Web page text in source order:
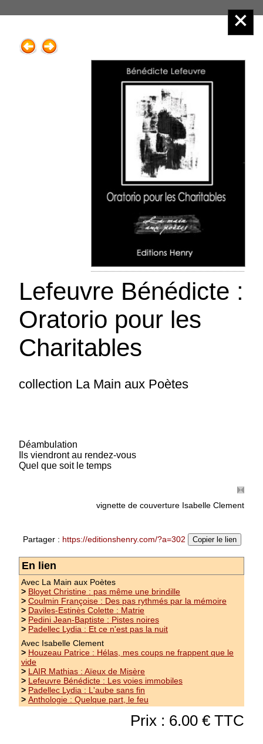
2.Poésie
Longchamps Renaud : Utopies
Utopies est le deuxième volet de la trilogie
par la réalité(suite)
Prix : 10.00 €
Lefeuvre Bénédicte :
Oratorio pour les
Charitables
collection La Main aux Poètes
Déambulation
Ils viendront au rendez-vous
Quel que soit le temps
vignette de couverture Isabelle Clement
Partager : https://editionshenry.com/?a=302 Copier le lien
En lien
Avec La Main aux Poètes
> Bloyet Christine : pas même une brindille
> Coulmin Françoise : Des pas rythmés par la mémoire
> Daviles-Estinès Colette : Matrie
> Pedini Jean-Baptiste : Pistes noires
> Padellec Lydia : Et ce n'est pas la nuit
Avec Isabelle Clement
> Houzeau Patrice : Hélas, mes coups ne frappent que le
vide
> LAIR Mathias : Aïeux de Misère
> Lefeuvre Bénédicte : Les voies immobiles
> Padellec Lydia : L'aube sans fin
> Anthologie : Quelque part, le feu
Prix : 6.00 € TTC